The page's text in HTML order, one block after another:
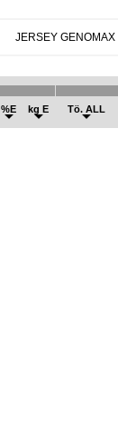
JERSEY GENOMAX
%E kg E Tö. ALL